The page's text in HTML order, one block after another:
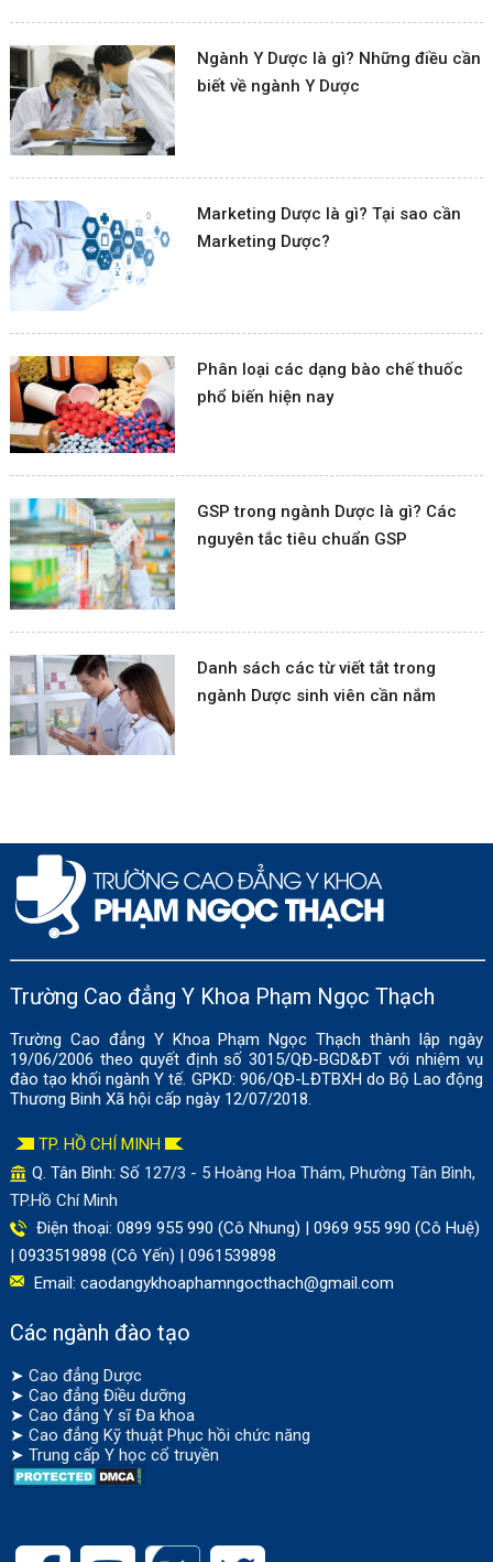
Ngành Y Dược là gì? Những điều cần
biết về ngành Y Dược
Marketing Dược là gì? Tại sao cần
Marketing Dược?
Phân loại các dạng bào chế thuốc
phổ biến hiện nay
GSP trong ngành Dược là gì? Các
nguyên tắc tiêu chuẩn GSP
Danh sách các từ viết tắt trong
ngành Dược sinh viên cần nắm
Trường Cao đẳng Y Khoa Phạm Ngọc Thạch
Trường Cao đẳng Y Khoa Phạm Ngọc Thạch thành lập ngày
19/06/2006 theo quyết định số 3015/QĐ-BGD&ĐT với nhiệm vụ
đào tạo khối ngành Y tế. GPKD: 906/QĐ-LĐTBXH do Bộ Lao động
Thương Binh Xã hội cấp ngày 12/07/2018.
TP. HỒ CHÍ MINH
Q. Tân Bình: Số 127/3 - 5 Hoàng Hoa Thám, Phường Tân Bình,
TP.Hồ Chí Minh
Điện thoại: 0899 955 990 (Cô Nhung) | 0969 955 990 (Cô Huệ)
| 0933519898 (Cô Yến) | 0961539898
Email: caodangykhoaphamngocthach@gmail.com
Các ngành đào tạo
➤ Cao đẳng Dược
➤ Cao đẳng Điều dưỡng
➤ Cao đẳng Y sĩ Đa khoa
➤ Cao đẳng Kỹ thuật Phục hồi chức năng
➤ Trung cấp Y học cổ truyền